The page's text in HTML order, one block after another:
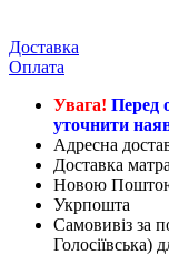
Доставка
Оплата
Увага! Перед
уточнити
Адресна
Доставка
Новою Поштою
Укрпошта
Самовивіз за
Голосіївська)